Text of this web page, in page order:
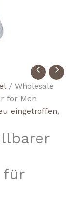
/ Wholesale
for Men
eingetroffen,
für